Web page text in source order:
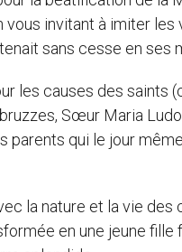
invitant à imiter
sans cesse en ses
les causes des saints
Sœur Maria
qui le jour
la nature et la vie
en une jeune